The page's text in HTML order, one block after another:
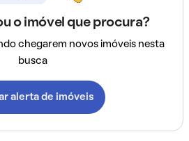
o imóvel que procura?
chegarem novos imóveis nesta
busca
alerta de imóveis